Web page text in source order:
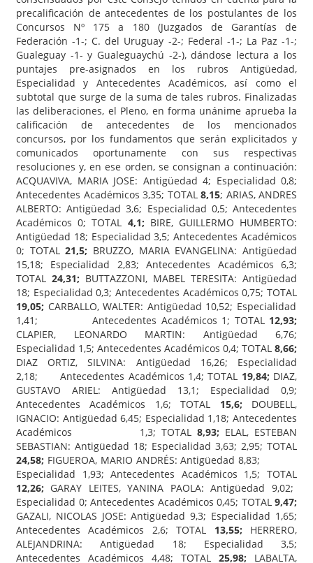
precalificación de antecedentes de los postulantes de los
Concursos Nº 175 a 180 (Juzgados de Garantías de
Federación -1-; C. del Uruguay -2-; Federal -1-; La Paz -1-;
Gualeguay -1- y Gualeguaychú -2-), dándose lectura a los
puntajes pre-asignados en los rubros Antigüedad,
Especialidad y Antecedentes Académicos, así como el
subtotal que surge de la suma de tales rubros. Finalizadas
las deliberaciones, el Pleno, en forma unánime aprueba la
calificación de antecedentes de los mencionados
concursos, por los fundamentos que serán explicitados y
comunicados oportunamente con sus respectivas
resoluciones y, en ese orden, se consignan a continuación:
ACQUAVIVA, MARIA JOSE: Antigüedad 4; Especialidad 0,8;
Antecedentes Académicos 3,35; TOTAL 8,15; ARIAS, ANDRES
ALBERTO: Antigüedad 3,6; Especialidad 0,5; Antecedentes
Académicos 0; TOTAL
4,1; BIRE, GUILLERMO HUMBERTO:
Antigüedad 18; Especialidad 3,5; Antecedentes Académicos
0; TOTAL 21,5; BRUZZO, MARIA EVANGELINA: Antigüedad
15,18; Especialidad 2,83; Antecedentes Académicos 6,3;
TOTAL 24,31; BUTTAZZONI, MABEL TERESITA: Antigüedad
18; Especialidad 0,3; Antecedentes Académicos 0,75; TOTAL
19,05; CARBALLO, WALTER: Antigüedad 10,52; Especialidad
1,41; Antecedentes Académicos 1; TOTAL 12,93;
CLAPIER, LEONARDO MARTIN: Antigüedad 6,76;
Especialidad 1,5; Antecedentes Académicos 0,4; TOTAL 8,66;
DIAZ ORTIZ, SILVINA: Antigüedad 16,26; Especialidad
2,18; Antecedentes Académicos 1,4; TOTAL 19,84; DIAZ,
GUSTAVO ARIEL: Antigüedad 13,1; Especialidad 0,9;
Antecedentes Académicos 1,6; TOTAL
15,6; DOUBELL,
IGNACIO: Antigüedad 6,45; Especialidad 1,18; Antecedentes
Académicos 1,3; TOTAL
8,93; ELAL, ESTEBAN
SEBASTIAN: Antigüedad 18; Especialidad 3,63; 2,95; TOTAL
24,58; FIGUEROA, MARIO ANDRÉS: Antigüedad 8,83;
Especialidad 1,93; Antecedentes Académicos 1,5; TOTAL
12,26; GARAY LEITES, YANINA PAOLA: Antigüedad 9,02;
Especialidad 0; Antecedentes Académicos 0,45; TOTAL 9,47;
GAZALI, NICOLAS JOSE: Antigüedad 9,3; Especialidad 1,65;
Antecedentes Académicos 2,6; TOTAL
13,55; HERRERO,
ALEJANDRINA: Antigüedad 18; Especialidad 3,5;
Antecedentes Académicos 4,48; TOTAL
25,98; LABALTA,